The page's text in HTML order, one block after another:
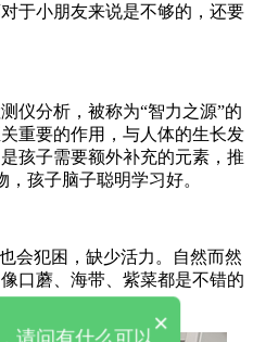
于小朋友来说是不够的，还要
仪分析，被称为“智力之源”的
重要的作用，与人体的生长发
孩子需要额外补充的元素，推
孩子脑子聪明学习好。
会犯困，缺少活力。自然而然
口蘑、海带、紫菜都是不错的
×
请问有什么可以